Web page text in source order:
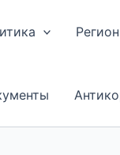
Регион